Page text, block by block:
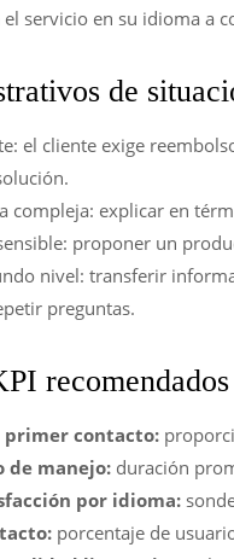
el servicio en su idioma a
de
el cliente exige
compleja: explicar en
proponer un
nivel: transferir
preguntas.
recomendados
primer contacto:
de manejo: duración
por idioma:
porcentaje de